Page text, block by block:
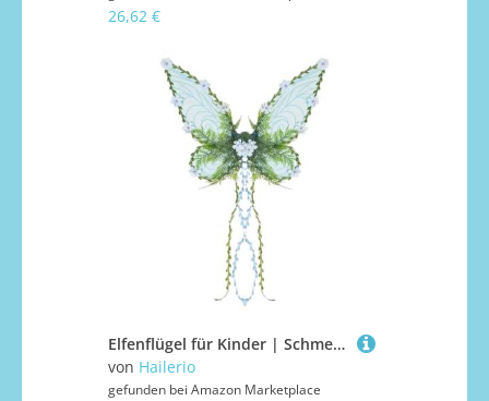
26,62 €
Elfenflügel für Kinder | Schmetterlingsflügel Mit 3D-Und Blättern,Kostüm Zubehör Verkleidung Für Kinder Und Damen Fest Accessoire
von Hailerio
gefunden bei Amazon Marketplace